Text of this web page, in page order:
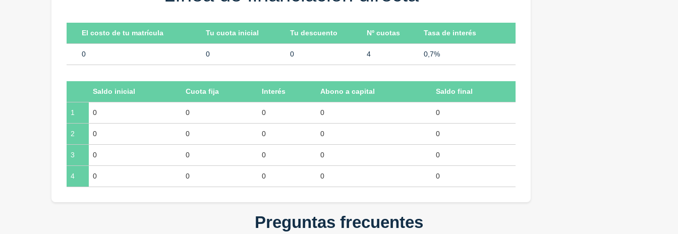
El costo de tu matrícula Tu cuota inicial Tu descuento Nº cuotas Tasa de interés
0 0 0 4 0,7%
Saldo inicial Cuota fija Interés Abono a capital Saldo final
1 0 0 0 0 0
2 0 0 0 0 0
3 0 0 0 0 0
4 0 0 0 0 0
Preguntas frecuentes